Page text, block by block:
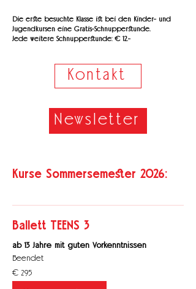
Die erste besuchte Klasse ist bei den Kinder- und
Jugendkursen eine Gratis-Schnupperstunde.
Jede weitere Schnupperstunde: € 12.-
Kontakt
Newsletter
Kurse Sommersemester 2026:
Ballett TEENS 3
ab 13 Jahre mit guten Vorkenntnissen
Beendet
295
Euro
€ 295